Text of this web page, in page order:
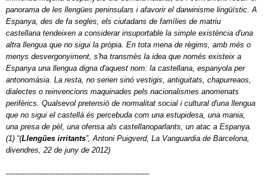
panorama de les llengües peninsulars i afavorir el darwinisme lingüístic. A
Espanya, des de fa segles, els ciutadans de famílies de matriu
castellana tendeixen a considerar insuportable la simple existència d'una
altra llengua que no sigui la pròpia. En tota mena de règims, amb més o
menys desvergonyiment, s'ha transmès la idea que només existeix a
Espanya una llengua digna d'aquest nom: la castellana, espanyola per
antonomàsia. La resta, no serien sinó vestigis, antiguitats, chapurreaos,
dialectes o reinvencions maquinades pels nacionalismes anomenats
perifèrics. Qualsevol pretensió de normalitat social i cultural d'una llengua
que no sigui el castellà és percebuda com una estupidesa, una mania,
una presa de pèl, una ofensa als castellanoparlants, un atac a Espanya.
(1) “(Llengües irritants”, Antoni Puigverd, La Vanguardia de Barcelona,
divendres, 22 de juny de 2012)
-------------------------------------------------------------